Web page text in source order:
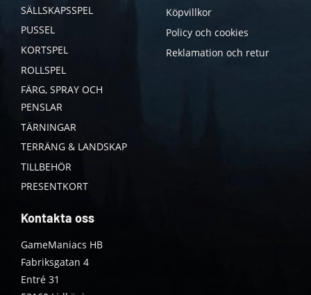
SÄLLSKAPSSPEL
PUSSEL
KORTSPEL
ROLLSPEL
FÄRG, SPRAY OCH
PENSLAR
TÄRNINGAR
TERRÄNG & LANDSKAP
TILLBEHÖR
PRESENTKORT
Köpvillkor
Policy och cookies
Reklamation och retur
Kontakta oss
GameManiacs HB
Fabriksgatan 4
Entré 31